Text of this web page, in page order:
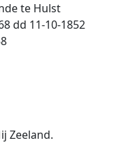
te Hulst
dd 11-10-1852
Zeeland.